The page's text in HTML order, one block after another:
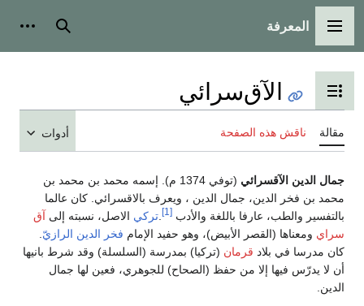
القائمة الرئيسية
المعرفة بحث
تبديل عرض جدول المحتويات
الآق‌سرائي
مقالة ناقش هذه الصفحة أدوات
جمال الدين الآقسرائي
(توفي 1374 م). إسمه محمد بن محمد بن
محمد بن فخر الدين، جمال الدين ، ويعرف بالاقسرائي. كان عالما
بالتفسير والطب، عارفا باللغة والأدب [1] تركي الاصل، نسبته إلى آق
سراي ومعناها (القصر الأبيض)، وهو حفيد الإمام فخر الدين الرازيّ
كان مدرسا في بلاد قرمان (تركيا) بمدرسة (السلسلة) وقد شرط بانيها
أن لا يدرّس فيها إلا من حفظ (الصحاح) للجوهري، فعين لها جمال
الدين.